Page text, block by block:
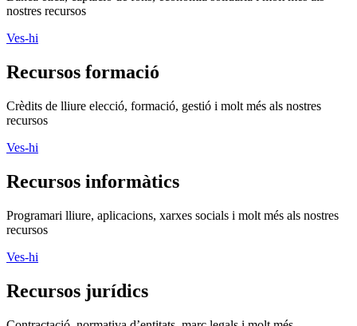
Banca ètica, captació de fons, economia solidària i molt més als
Crèdits de lliure elecció, formació, gestió i molt més als nostres
Programari lliure, aplicacions, xarxes socials i molt més als nostres
Recursos jurídics